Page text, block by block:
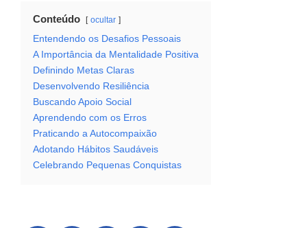
Conteúdo ocultar
Entendendo os Desafios Pessoais
A Importância da Mentalidade Positiva
Definindo Metas Claras
Desenvolvendo Resiliência
Buscando Apoio Social
Aprendendo com os Erros
Praticando a Autocompaixão
Adotando Hábitos Saudáveis
Celebrando Pequenas Conquistas